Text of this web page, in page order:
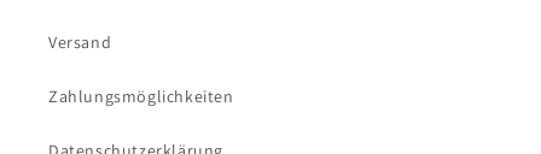
Versand
Zahlungsmöglichkeiten